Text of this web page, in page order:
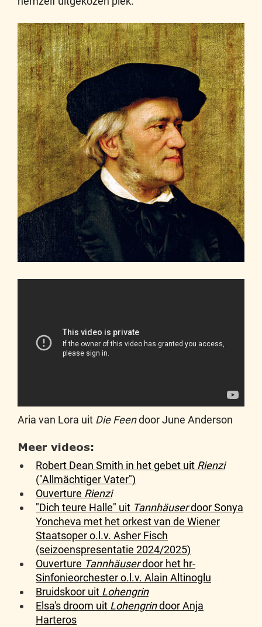
Aria van Lora uit Die Feendoor June Anderson
Meer videos:
Robert Dean Smith in het gebet uit Rienzi
("Allmächtiger Vater")
Ouverture Rienzi
"Dich teure Halle" uit Tannhäuserdoor Sonya
Yoncheva met het orkest van de Wiener
Staatsoper o.l.v. Asher Fisch
(seizoenspresentatie 2024/2025)
Ouverture Tannhäuserdoor het hr-
Sinfonieorchester o.l.v. Alain Altinoglu
Bruidskoor uit Lohengrin
Elsa's droom uit Lohengrindoor Anja
Harteros